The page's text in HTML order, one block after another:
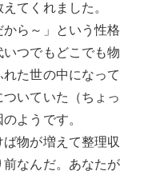
てくれました。
ら～」という性格
つでもどこでも物
た世の中になって
いていた（ちょっ
ようです。
物が増えて整理収
なんだ。あなたが